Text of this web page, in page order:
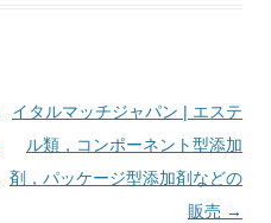
イタルマッチジャパン | エステ
ル類，コンポーネント型添加
剤，パッケージ型添加剤などの
販売 →